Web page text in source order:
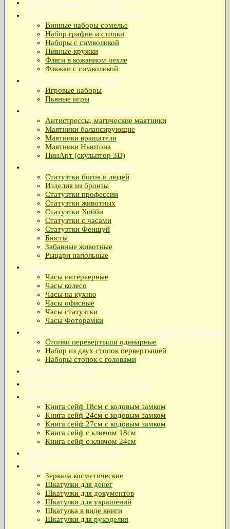
Фляжки, Кружки, Наборы
Винные наборы сомелье
Набор графин и стопки
Наборы с символикой
Пивные кружки
Фляги в кожанном чехле
Фляжки с символикой
Игры и Развлечения
Игровые наборы
Пьяные игры
Маятники - антистрессы
Антистрессы, магические маятники
Маятники балансирующие
Маятники вращатели
Маятники Ньютона
ПинАрт (скульптор 3D)
Статуэтки декоративные
Статуэтки богов и людей
Изделия из бронзы
Статуэтки профессии
Статуэтки животных
Статуэтки Хобби
Статуэтки с часами
Статуэтки Феншуй
Бюсты
Забавные животные
Рыцари напольные
Часы
Часы интерьерные
Часы колесо
Часы на кухню
Часы офисные
Часы статуэтки
Часы Фоторамки
Стопки перевертыши с головами животных
Стопки перевертыши одинарные
Набор из двух стопок первертышей
Наборы стопок с головами
Песочные часы
Барометры и Метеостанции
Книга Сейф
Книга сейф 18см с кодовым замком
Книга сeйф 24см с кодовым замком
Книга сейф 27см с кодовым замком
Книга сейф с ключом 18см
Книга сейф с ключом 24см
Фонтаны настольные
Шкатулки, зеркала
Зеркала косметические
Шкатулки для денег
Шкатулки для документов
Шкатулки для украшений
Шкатулка в виде книги
Шкатулки для рукоделия